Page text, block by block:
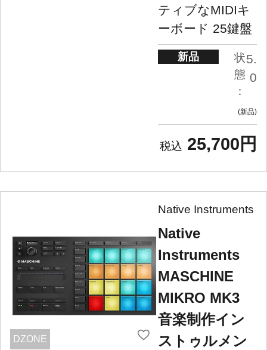
ティブなMIDIキ
ーボード 25鍵盤
新品
状
態
：
5.
0
新品
25,700円
DZONE
Native Instruments
Native
Instruments
MASCHINE
MIKRO MK3
音楽制作イン
ストゥルメン